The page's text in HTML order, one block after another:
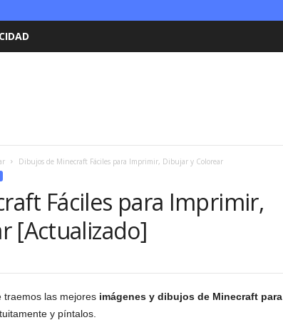
Dibujos de Minecraft Fáciles para Imprimir, Dibujar y Colorear
Fáciles para Imprimir,
[Actualizado]
traemos las mejores imágenes y dibujos de Minecraft para
y píntalos.